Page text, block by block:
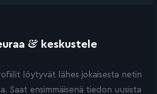
& keskustele
löytyvät lähes jokaisesta netin
Saat ensimmäisenä tiedon uusista